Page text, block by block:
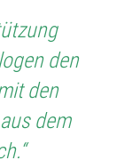
den
den
dem